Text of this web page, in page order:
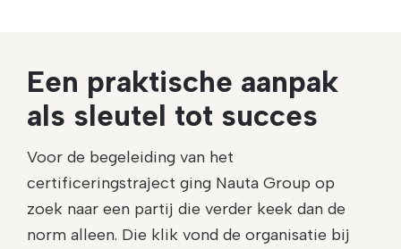
Een praktische aanpak
als sleutel tot succes
Voor de begeleiding van het
certificeringstraject ging Nauta Group op
zoek naar een partij die verder keek dan de
norm alleen. Die klik vond de organisatie bij